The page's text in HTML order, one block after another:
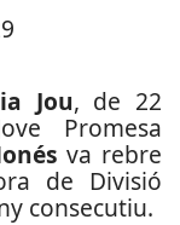
Jou, de 22
Promesa
va rebre
de Divisió
consecutiu.